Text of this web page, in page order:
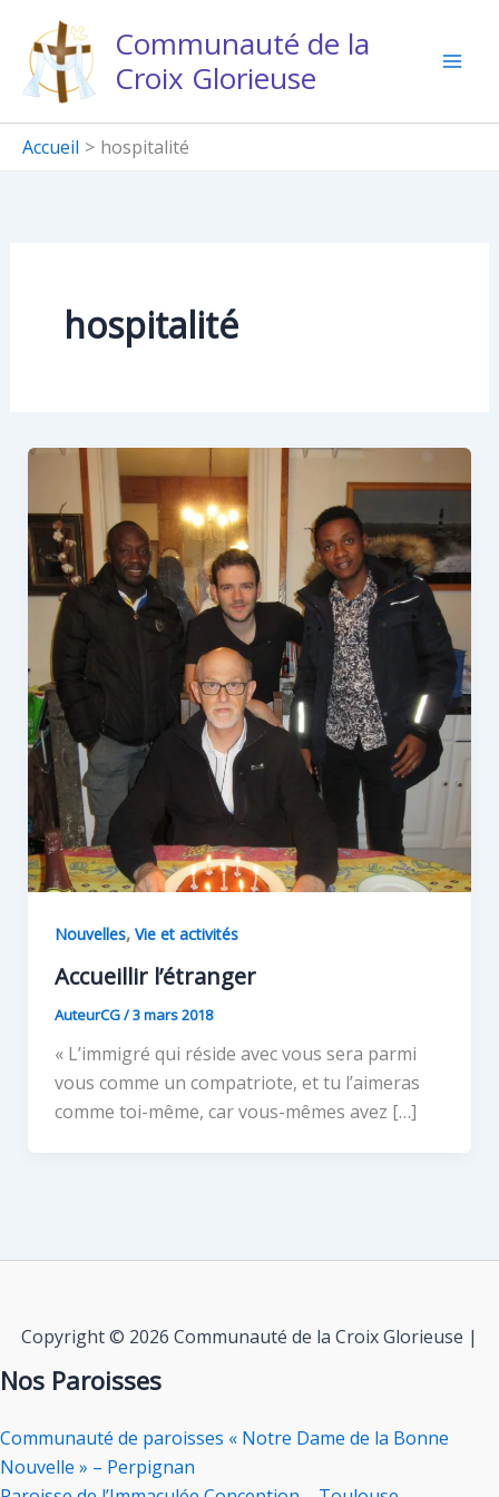
contenu
Communauté de la
Croix Glorieuse
Accueil hospitalité
hospitalité
Nouvelles, Vie et activités
Accueillir l’étranger
AuteurCG/3 mars 2018
« L’immigré qui réside avec vous sera parmi
vous comme un compatriote, et tu l’aimeras
comme toi-même, car vous-mêmes avez […]
Copyright © 2026 Communauté de la Croix Glorieuse |
Nos Paroisses
Communauté de paroisses « Notre Dame de la Bonne
Nouvelle » – Perpignan